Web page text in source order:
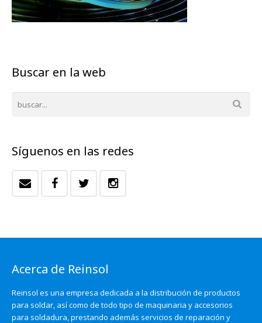
Buscar en la web
Síguenos en las redes
Acerca de Reinsol
Reinsol es una empresa dedicada a la distribución de productos
para soldar, así como de todo tipo de maquinaria y accesorios
para soldadura, prestando además servicios de reparación y